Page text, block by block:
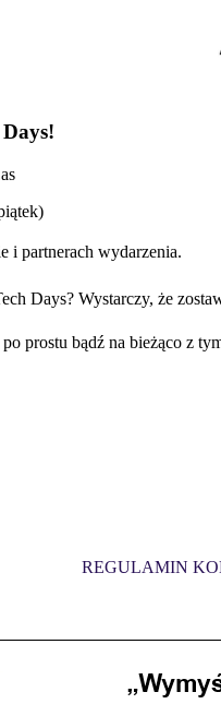
i partnerach wydarzenia.
Days? Wystarczy, że
prostu bądź na bieżąco z
REGULAMIN